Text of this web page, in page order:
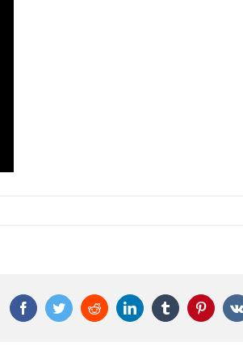
FacebookTwitterRedditLinkedInTumblr